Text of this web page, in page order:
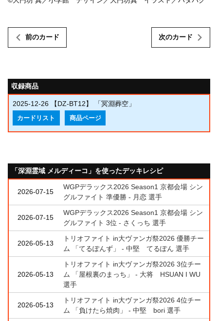
前のカード 次のカード
収録商品
2025-12-26 【DZ-BT12】 「冥淵葬空」
カードリスト 商品ページ
「深淵霊域 メルディーコ」を使ったデッキレシピ
2026-07-15
WGPデラックス2026 Season1 京都会場 シン
グルファイト 準優勝 - 月恋 選手
2026-07-15
WGPデラックス2026 Season1 京都会場 シン
グルファイト 3位 - さくっち 選手
2026-05-13
トリオファイト in大ヴァンガ祭2026 優勝チー
ム 「てるぽんず」 - 中堅 てるぽん 選手
2026-05-13
トリオファイト in大ヴァンガ祭2026 3位チー
ム 「屋根裏のまっち」 - 大将 HSUAN I WU
選手
2026-05-13
トリオファイト in大ヴァンガ祭2026 4位チー
ム 「負けたら焼肉」 - 中堅 bori 選手